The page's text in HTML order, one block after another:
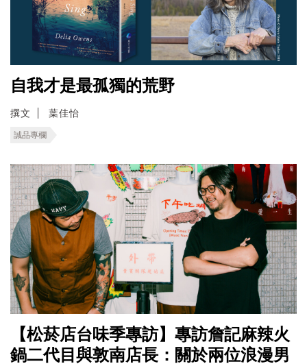
自我才是最孤獨的荒野
撰文 葉佳怡
誠品專欄
【松菸店台味季專訪】專訪詹記麻辣火
鍋二代目與敦南店長：關於兩位浪漫男